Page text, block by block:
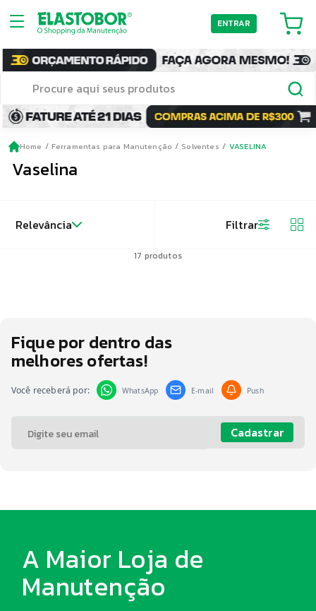
ENTRAR
Home Ferramentas para Manutenção Solventes VASELINA
Vaselina
Relevância Filtrar
17 produtos
Fique por dentro das
melhores ofertas!
Você receberá por: WhatsApp E-mail Push
Cadastrar
A Maior Loja de
Manutenção